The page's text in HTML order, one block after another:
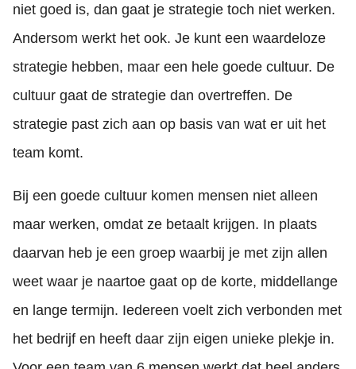
niet goed is, dan gaat je strategie toch niet werken.
Andersom werkt het ook. Je kunt een waardeloze
strategie hebben, maar een hele goede cultuur. De
cultuur gaat de strategie dan overtreffen. De
strategie past zich aan op basis van wat er uit het
team komt.
Bij een goede cultuur komen mensen niet alleen
maar werken, omdat ze betaalt krijgen. In plaats
daarvan heb je een groep waarbij je met zijn allen
weet waar je naartoe gaat op de korte, middellange
en lange termijn. Iedereen voelt zich verbonden met
het bedrijf en heeft daar zijn eigen unieke plekje in.